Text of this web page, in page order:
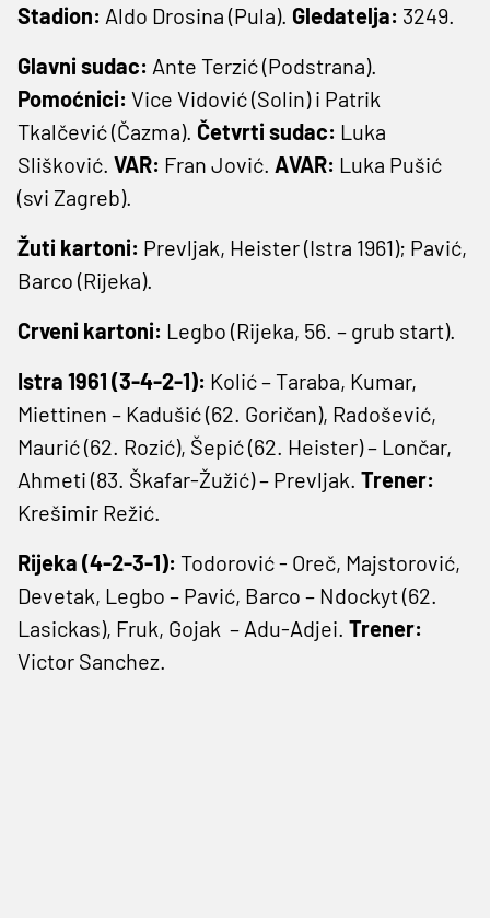
Stadion: Aldo Drosina (Pula). Gledatelja: 3249.
Glavni sudac: Ante Terzić (Podstrana).
Pomoćnici: Vice Vidović (Solin) i Patrik
Tkalčević (Čazma). Četvrti sudac: Luka
Slišković. VAR: Fran Jović. AVAR: Luka Pušić
(svi Zagreb).
Žuti kartoni: Prevljak, Heister (Istra 1961); Pavić,
Barco (Rijeka).
Crveni kartoni: Legbo (Rijeka, 56. – grub start).
Istra 1961 (3-4-2-1): Kolić – Taraba, Kumar,
Miettinen – Kadušić (62. Goričan), Radošević,
Maurić (62. Rozić), Šepić (62. Heister) – Lončar,
Ahmeti (83. Škafar-Žužić) – Prevljak. Trener:
Krešimir Režić.
Rijeka (4-2-3-1): Todorović - Oreč, Majstorović,
Devetak, Legbo – Pavić, Barco – Ndockyt (62.
Lasickas), Fruk, Gojak – Adu-Adjei. Trener:
Victor Sanchez.